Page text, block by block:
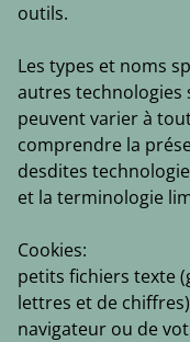
outils.
Les types et noms
autres technologies
peuvent varier à
comprendre la
desdites
et la terminologie
Cookies:
petits fichiers texte
lettres et de
navigateur ou de